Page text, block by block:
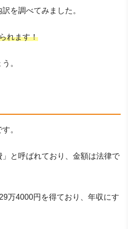
を調べてみました。
れます！
。
。
と呼ばれており、金額は法律で
万4000円を得ており、年収にす